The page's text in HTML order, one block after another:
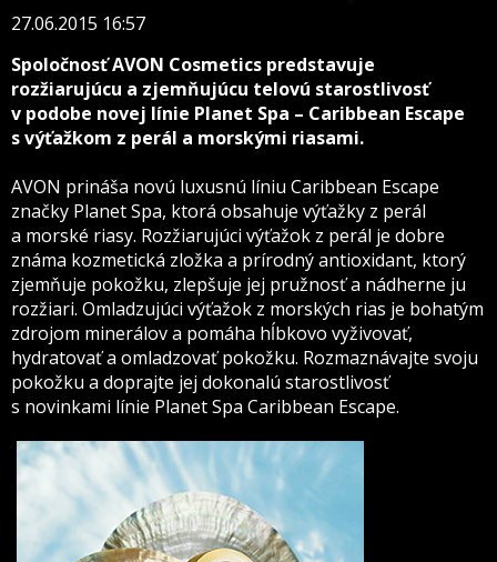
27.06.2015 16:57
Spoločnosť AVON Cosmetics predstavuje
rozžiarujúcu a zjemňujúcu telovú starostlivosť
v podobe novej línie Planet Spa – Caribbean Escape
s výťažkom z perál a morskými riasami.
AVON prináša novú luxusnú líniu Caribbean Escape
značky Planet Spa, ktorá obsahuje výťažky z perál
a morské riasy. Rozžiarujúci výťažok z perál je dobre
známa kozmetická zložka a prírodný antioxidant, ktorý
zjemňuje pokožku, zlepšuje jej pružnosť a nádherne ju
rozžiari. Omladzujúci výťažok z morských rias je bohatým
zdrojom minerálov a pomáha hĺbkovo vyživovať,
hydratovať a omladzovať pokožku. Rozmaznávajte svoju
pokožku a doprajte jej dokonalú starostlivosť
s novinkami línie Planet Spa Caribbean Escape.